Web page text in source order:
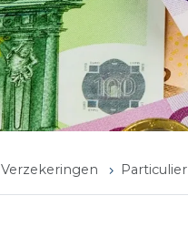
Verzekeringen Particulier